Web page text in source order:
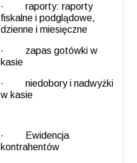
· raporty: raporty
fiskalne i podglądowe,
dzienne i miesięczne
· zapas gotówki w
kasie
· niedobory i nadwyżki
w kasie
· Ewidencja
kontrahentów